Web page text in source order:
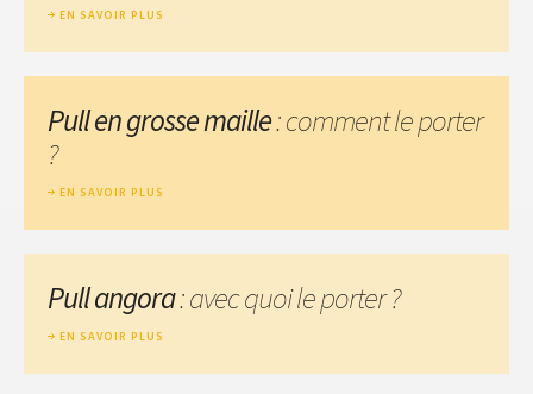
EN SAVOIR PLUS
Pull en grosse maille: comment le porter
?
EN SAVOIR PLUS
Pull angora: avec quoi le porter ?
EN SAVOIR PLUS